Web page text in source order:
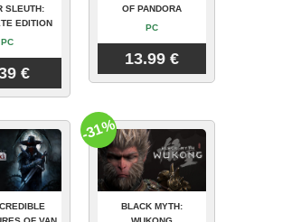
SLEUTH:
EDITION
PC
€
OF PANDORA
PC
13.99 €
BLACK MYTH:
-31%